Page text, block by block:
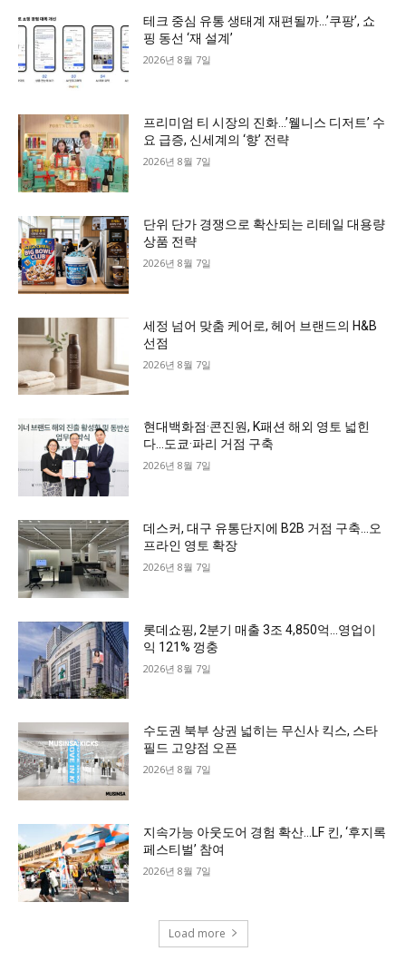
테크 중심 유통 생태계 재편될까…’쿠팡’, 쇼
핑 동선 ‘재 설계’
2026년 8월 7일
프리미엄 티 시장의 진화…’웰니스 디저트’ 수
요 급증, 신세계의 ‘향’ 전략
2026년 8월 7일
단위 단가 경쟁으로 확산되는 리테일 대용량
상품 전략
2026년 8월 7일
세정 넘어 맞춤 케어로, 헤어 브랜드의 H&B
선점
2026년 8월 7일
현대백화점·콘진원, K패션 해외 영토 넓힌
다…도쿄·파리 거점 구축
2026년 8월 7일
데스커, 대구 유통단지에 B2B 거점 구축…오
프라인 영토 확장
2026년 8월 7일
롯데쇼핑, 2분기 매출 3조 4,850억…영업이
익 121% 껑충
2026년 8월 7일
수도권 북부 상권 넓히는 무신사 킥스, 스타
필드 고양점 오픈
2026년 8월 7일
지속가능 아웃도어 경험 확산…LF 킨, ‘후지록
페스티벌’ 참여
2026년 8월 7일
Load more